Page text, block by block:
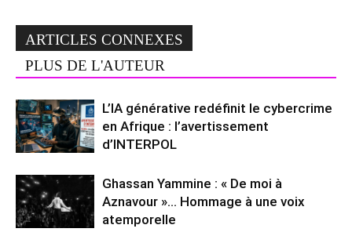
ARTICLES CONNEXES
PLUS DE L'AUTEUR
L’IA générative redéfinit le cybercrime
en Afrique : l’avertissement
d’INTERPOL
Ghassan Yammine : « De moi à
Aznavour »… Hommage à une voix
atemporelle